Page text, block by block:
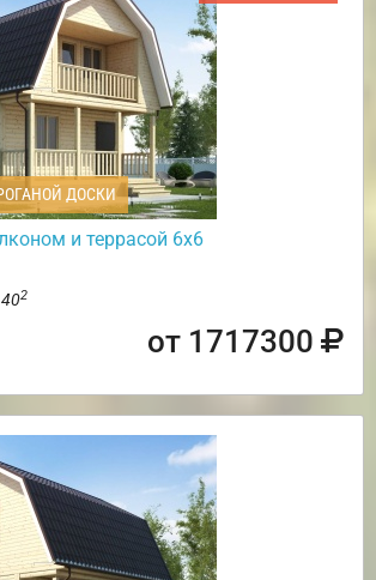
ДОСКИ
и террасой 6х6
2
от 1717300